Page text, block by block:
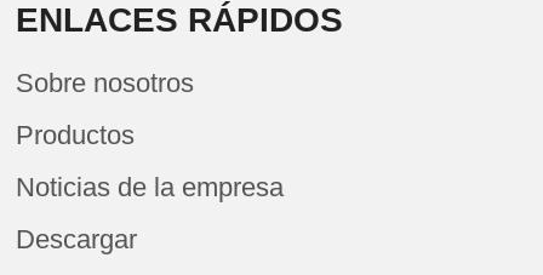
ENLACES RÁPIDOS
Sobre nosotros
Productos
Noticias de la empresa
Descargar